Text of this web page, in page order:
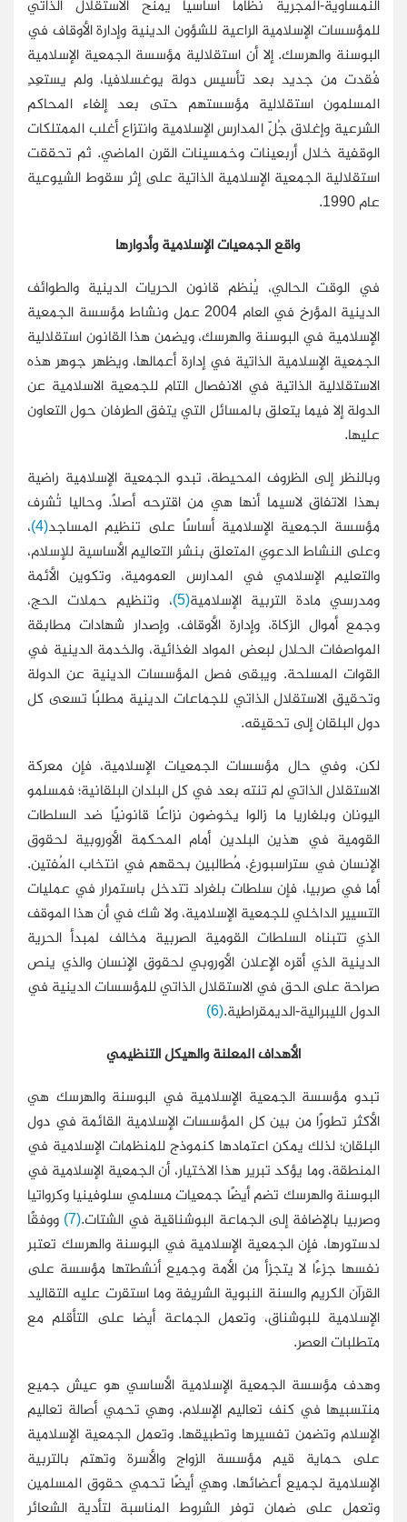
النمساوية-المجرية نظامًا أساسيًا يمنح الاستقلال الذاتي
للمؤسسات الإسلامية الراعية للشؤون الدينية وإدارة الأوقاف في
البوسنة والهرسك. إلا أن استقلالية مؤسسة الجمعية الإسلامية
فُقدت من جديد بعد تأسيس دولة يوغسلافيا، ولم يستعِدِ
المسلمون استقلالية مؤسستهم حتى بعد إلغاء المحاكم
الشرعية وإغلاق جُلّ المدارس الإسلامية وانتزاع أغلب الممتلكات
الوقفية خلال أربعينات وخمسينات القرن الماضي. ثم تحققت
استقلالية الجمعية الإسلامية الذاتية على إثر سقوط الشيوعية
عام 1990.
واقع الجمعيات الإسلامية وأدوارها
في الوقت الحالي، يُنظم قانون الحريات الدينية والطوائف
الدينية المؤرخ في العام 2004 عمل ونشاط مؤسسة الجمعية
الإسلامية في البوسنة والهرسك، ويضمن هذا القانون استقلالية
الجمعية الإسلامية الذاتية في إدارة أعمالها، ويظهر جوهر هذه
الاستقلالية الذاتية في الانفصال التام للجمعية الاسلامية عن
الدولة إلا فيما يتعلق بالمسائل التي يتفق الطرفان حول التعاون
عليها.
وبالنظر إلى الظروف المحيطة، تبدو الجمعية الإسلامية راضية
بهذا الاتفاق لاسيما أنها هي من اقترحه أصلاً. وحاليا تُشرف
مؤسسة الجمعية الإسلامية أساسًا على تنظيم المساجد(4)
،
وعلى النشاط الدعوي المتعلق بنشر التعاليم الأساسية للإسلام،
والتعليم الإسلامي في المدارس العمومية، وتكوين الأئمة
ومدرسي مادة التربية الإسلامية(5)
، وتنظيم حملات الحج،
وجمع أموال الزكاة، وإدارة الأوقاف، وإصدار شهادات مطابقة
المواصفات الحلال لبعض المواد الغذائية، والخدمة الدينية في
القوات المسلحة. ويبقى فصل المؤسسات الدينية عن الدولة
وتحقيق الاستقلال الذاتي للجماعات الدينية مطلبًا تسعى كل
دول البلقان إلى تحقيقه.
لكن، وفي حال مؤسسات الجمعيات الإسلامية، فإن معركة
الاستقلال الذاتي لم تنته بعد في كل البلدان البلقانية؛ فمسلمو
اليونان وبلغاريا ما زالوا يخوضون نزاعًا قانونيًا ضد السلطات
القومية في هذين البلدين أمام المحكمة الأوروبية لحقوق
الإنسان في ستراسبورغ، مُطالبين بحقهم في انتخاب المُفتين.
أما في صربيا، فإن سلطات بلغراد تتدخل باستمرار في عمليات
التسيير الداخلي للجمعية الإسلامية، ولا شك في أن هذا الموقف
الذي تتبناه السلطات القومية الصربية مخالف لمبدأ الحرية
الدينية الذي أقره الإعلان الأوروبي لحقوق الإنسان والذي ينص
صراحة على الحق في الاستقلال الذاتي للمؤسسات الدينية في
الدول الليبرالية-الديمقراطية.(6)
الأهداف المعلنة والهيكل التنظيمي
تبدو مؤسسة الجمعية الإسلامية في البوسنة والهرسك هي
الأكثر تطورًا من بين كل المؤسسات الإسلامية القائمة في دول
البلقان؛ لذلك يمكن اعتمادها كنموذج للمنظمات الإسلامية في
المنطقة، وما يؤكد تبرير هذا الاختيار، أن الجمعية الإسلامية في
البوسنة والهرسك تضم أيضًا جمعيات مسلمي سلوفينيا وكرواتيا
وصربيا بالإضافة إلى الجماعة البوشناقية في الشتات.(7)
ووفقًا
لدستورها، فإن الجمعية الإسلامية في البوسنة والهرسك تعتبر
نفسها جزءًا لا يتجزأ من الأمة وجميع أنشطتها مؤسسة على
القرآن الكريم والسنة النبوية الشريفة وما استقرت عليه التقاليد
الإسلامية للبوشناق، وتعمل الجماعة أيضا على التأقلم مع
متطلبات العصر.
وهدف مؤسسة الجمعية الإسلامية الأساسي هو عيش جميع
منتسبيها في كنف تعاليم الإسلام، وهي تحمي أصالة تعاليم
الإسلام وتضمن تفسيرها وتطبيقها. وتعمل الجمعية الإسلامية
على حماية قيم مؤسسة الزواج والأسرة وتهتم بالتربية
الإسلامية لجميع أعضائها، وهي أيضًا تحمي حقوق المسلمين
وتعمل على ضمان توفر الشروط المناسبة لتأدية الشعائر